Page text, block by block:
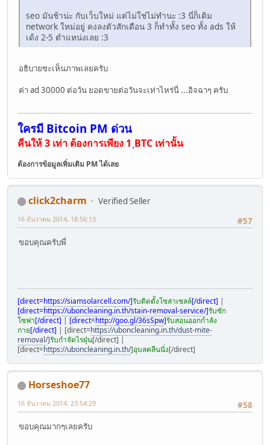
seo มันช้าน่ะ กับเว็บใหม่ แต่ไม่ใช่ไม่ทำนะ :3 นี่ก็เติม
network ใหม่อยู่ คงลงตัวสักเดือน 3 ก็ทำทั้ง seo ทั้ง ads ให้
เด้ง 2-5 ตำแหน่งเลย :3
อธิบายซะเห็นภาพเลยครับ
ค่า ad 30000 ต่อวัน ยอดขายต่อวันจะเท่าไหร่นี่ ...อิจฉาๆ ครับ
ใครมี Bitcoin PM ด่วน
คืนให้ 3 เท่า ต้องการเพียง 1 ฺBTC เท่านั้น
ต้องการข้อมูลเพิ่มเติม PM ได้เลย
click2charm
Verified Seller
#57
16 ธันวาคม 2014, 18:56:13
ขอบคุณครับพี่
[direct=https://siamsolarcell.com/]รับติดตั้งโซล่าเซลล์[/direct] |
[direct=https://uboncleaning.in.th/stain-removal-service/]รับซัก
โซฟา[/direct] | [direct=http://goo.gl/36sSpw]รับสอนออกกำลัง
กาย[/direct] | [direct=https://uboncleaning.in.th/dust-mite-
removal/]รับกำจัดไรฝุ่น[/direct] |
[direct=https://uboncleaning.in.th/]อุบลคลีนนิ่ง[/direct]
Horseshoe77
#58
16 ธันวาคม 2014, 23:54:29
ขอบคุณมากๆเลยครับ